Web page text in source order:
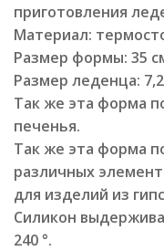
приготовления
Материал:
Размер формы: 35
Размер леденца:
Так же эта форма
печенья.
Так же эта форма
различных
для изделий из
Силикон
240 °.